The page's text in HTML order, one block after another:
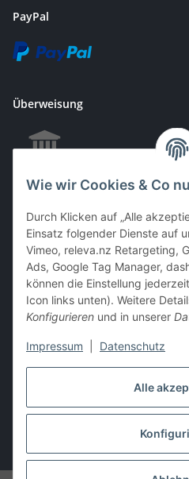
Alle
Wie wir Cookies & Co
Durch Klicken auf „Alle
Einsatz folgender Dienste auf
Vimeo, releva.nz Retargeting,
Ads, Google Tag Manager,
können die Einstellung
Icon links unten). Weitere
Konfigurieren und in unserer
Impressum Datenschutz
PayPal
Überweisung
EC & Kreditkartenzahlung bei
Barzahlung bei Abholung
Vertrag
* Alle Preise inkl. gesetzlicher USt.,